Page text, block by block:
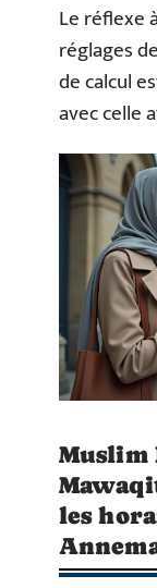
Le réflexe
réglages
de calcul
avec celle
Muslim
les